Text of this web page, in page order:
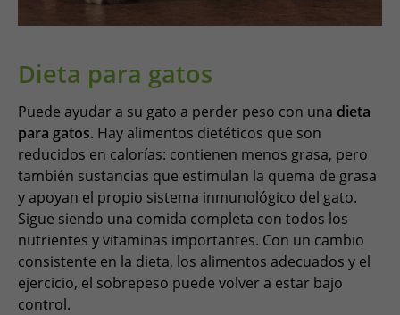
Dieta para gatos
Puede ayudar a su gato a perder peso con una dieta
para gatos. Hay alimentos dietéticos que son
reducidos en calorías: contienen menos grasa, pero
también sustancias que estimulan la quema de grasa
y apoyan el propio sistema inmunológico del gato.
Sigue siendo una comida completa con todos los
nutrientes y vitaminas importantes. Con un cambio
consistente en la dieta, los alimentos adecuados y el
ejercicio, el sobrepeso puede volver a estar bajo
control.